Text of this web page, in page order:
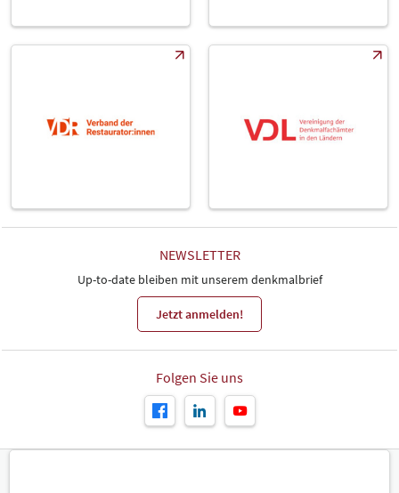
NEWSLETTER
Up-to-date bleiben mit unserem denkmalbrief
Jetzt anmelden!
Folgen Sie uns